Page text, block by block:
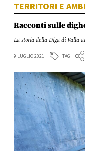
TERRITORI E
Racconti sulle
La storia della Diga di Valla
9 LUGLIO 2021 TAG